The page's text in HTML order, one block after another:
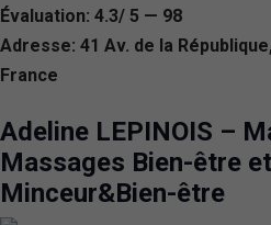
Évaluation: 4.3/ 5 — 98
Adresse: 41 Av. de la
France
Adeline LEPINOIS –
Massages Bien-être
Minceur&Bien-être